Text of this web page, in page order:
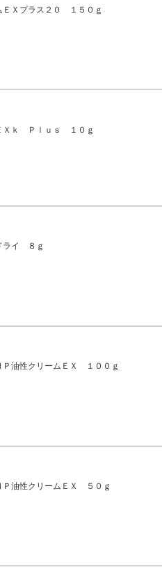
Ｘプラス２０ １５０ｇ
Ｘｋ Ｐｌｕｓ １０ｇ
ライ ８ｇ
油性クリームＥＸ １００ｇ
油性クリームＥＸ ５０ｇ